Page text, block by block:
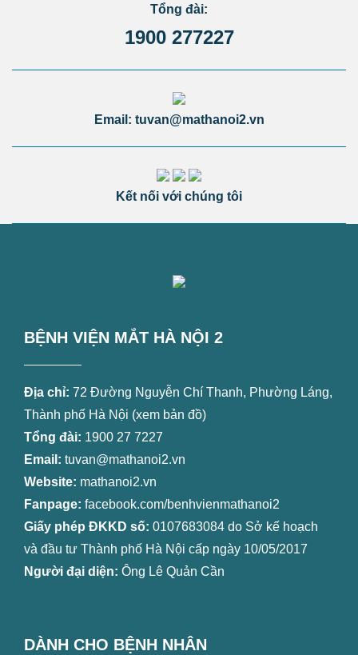
Tổng đài:
1900 277227
Email: tuvan@mathanoi2.vn
Kết nối với chúng tôi
BỆNH VIỆN MẮT HÀ NỘI 2
Địa chỉ: 72 Đường Nguyễn Chí Thanh, Phường Láng,
Thành phố Hà Nội (xem bản đồ)
Tổng đài: 1900 27 7227
Email: tuvan@mathanoi2.vn
Website: mathanoi2.vn
Fanpage: facebook.com/benhvienmathanoi2
Giấy phép ĐKKD số: 0107683084 do Sở kế hoạch
và đầu tư Thành phố Hà Nội cấp ngày 10/05/2017
Người đại diện: Ông Lê Quản Cần
DÀNH CHO BỆNH NHÂN